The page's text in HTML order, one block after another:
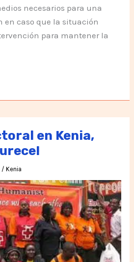
necesarios para una
en caso que la situación
para mantener la
en Kenia,
/Kenia